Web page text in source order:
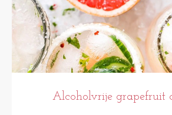
Alcoholvrije grapefruit